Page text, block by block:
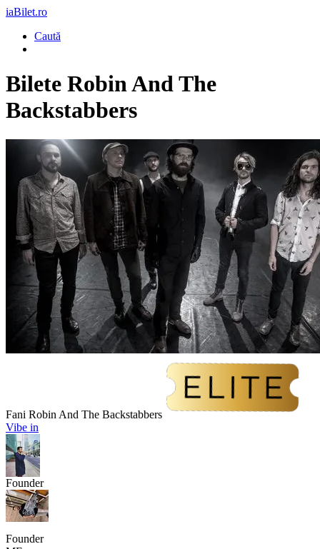
iaBilet.ro
Caută
Bilete Robin And The
Backstabbers
Fani Robin And The Backstabbers
Vibe in
Founder
Founder